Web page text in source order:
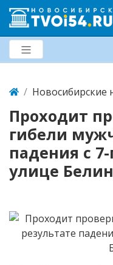
Новосибирские
Проходит
гибели
падения с
улице